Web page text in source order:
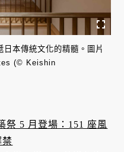
本傳統文化的精髓。圖片
(© Keishin
祭 5 月登場：151 座風